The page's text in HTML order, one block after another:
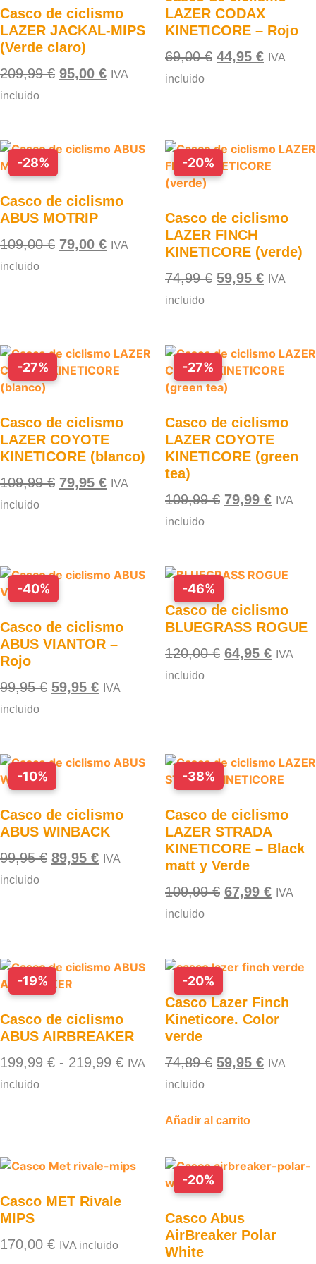
Casco de ciclismo
LAZER JACKAL-MIPS
(Verde claro)
209,99€ 95,00 € IVA
incluido
LAZER CODAX
KINETICORE – Rojo
69,00€ 44,95 € IVA
incluido
-28%
Casco de ciclismo
ABUS MOTRIP
109,00€ 79,00 € IVA
incluido
-20%
Casco de ciclismo
LAZER FINCH
KINETICORE (verde)
74,99€ 59,95 € IVA
incluido
-27%
Casco de ciclismo
LAZER COYOTE
KINETICORE (blanco)
109,99€ 79,95 € IVA
incluido
-27%
Casco de ciclismo
LAZER COYOTE
KINETICORE (green
tea)
109,99€ 79,99 € IVA
incluido
-40%
Casco de ciclismo
ABUS VIANTOR –
Rojo
99,95€ 59,95 € IVA
incluido
-46%
Casco de ciclismo
BLUEGRASS ROGUE
120,00€ 64,95 € IVA
incluido
-10%
Casco de ciclismo
ABUS WINBACK
99,95€ 89,95 € IVA
incluido
-38%
Casco de ciclismo
LAZER STRADA
KINETICORE – Black
matt y Verde
109,99€ 67,99 € IVA
incluido
-19%
Casco de ciclismo
ABUS AIRBREAKER
199,99 € - 219,99 € IVA
incluido
-20%
Casco Lazer Finch
Kineticore. Color
verde
74,89€ 59,95 € IVA
incluido
Añadir al carrito
Casco MET Rivale
MIPS
170,00 € IVA incluido
-20%
Casco Abus
AirBreaker Polar
White